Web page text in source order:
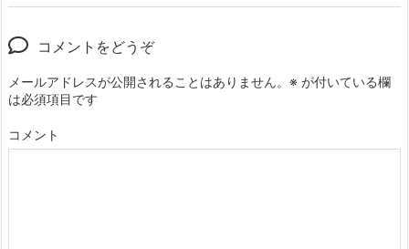
コメントをどうぞ
メールアドレスが公開されることはありません。 ※ が付いている欄
は必須項目です
コメント